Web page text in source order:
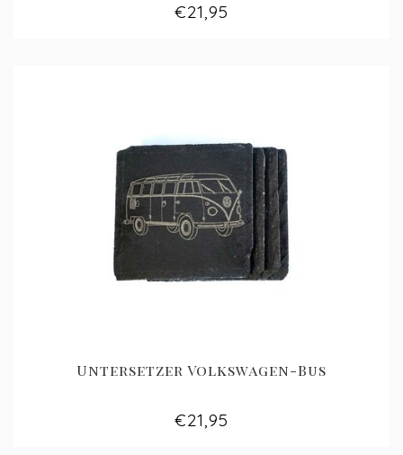
€21,95
Untersetzer Volkswagen-Bus
€21,95